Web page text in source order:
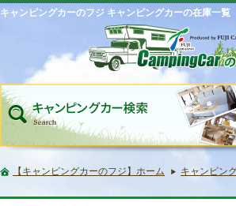
キャンピングカーのフジ キャンピングカーの在庫一覧
【キャンピングカーのフジ】ホーム キャンピン